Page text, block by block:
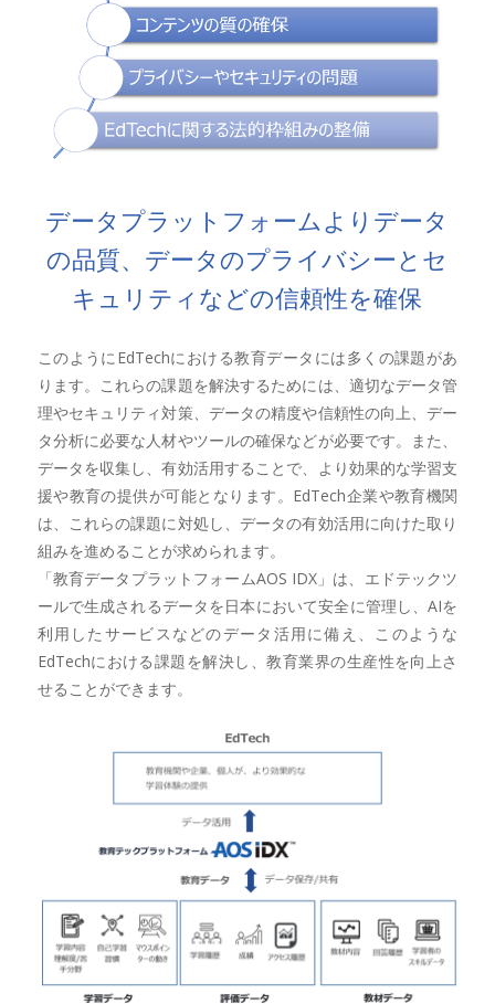
データプラットフォームよりデータ
の品質、データのプライバシーとセ
キュリティなどの信頼性を確保
このようにEdTechにおける教育データには多くの課題があ
ります。これらの課題を解決するためには、適切なデータ管
理やセキュリティ対策、データの精度や信頼性の向上、デー
タ分析に必要な人材やツールの確保などが必要です。また、
データを収集し、有効活用することで、より効果的な学習支
援や教育の提供が可能となります。EdTech企業や教育機関
は、これらの課題に対処し、データの有効活用に向けた取り
組みを進めることが求められます。
「教育データプラットフォームAOS IDX」は、エドテックツ
ールで生成されるデータを日本において安全に管理し、AIを
利用したサービスなどのデータ活用に備え、このような
EdTechにおける課題を解決し、教育業界の生産性を向上さ
せることができます。